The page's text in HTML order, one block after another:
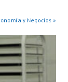
y Negocios »